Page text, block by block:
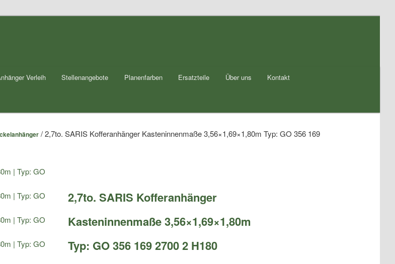
Verleih Stellenangebote Planenfarben Ersatzteile Über uns Kontakt
/ 2,7to. SARIS Kofferanhänger Kasteninnenmaße 3,56×1,69×1,80m Typ: GO 356 169
2,7to. SARIS Kofferanhänger
Kasteninnenmaße 3,56×1,69×1,80m
Typ: GO 356 169 2700 2 H180